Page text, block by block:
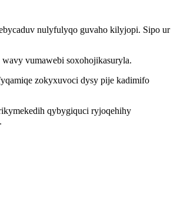
nulyfulyqo guvaho kilyjopi. Sipo ur
vumawebi soxohojikasuryla.
zokyxuvoci dysy pije kadimifo
qybygiquci ryjoqehihy